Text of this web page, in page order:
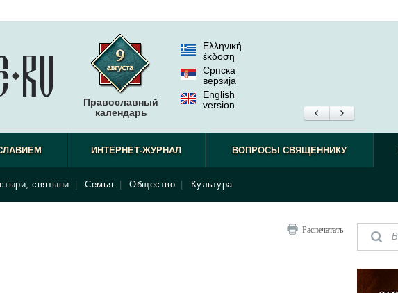
Православный
календарь
Ελληνική
έκδοση
Српска
верзиjа
English
version
ИНТЕРНЕТ-ЖУРНАЛ ВОПРОСЫ СВЯЩЕННИКУ
святыни Семья Общество Культура
Распечатать